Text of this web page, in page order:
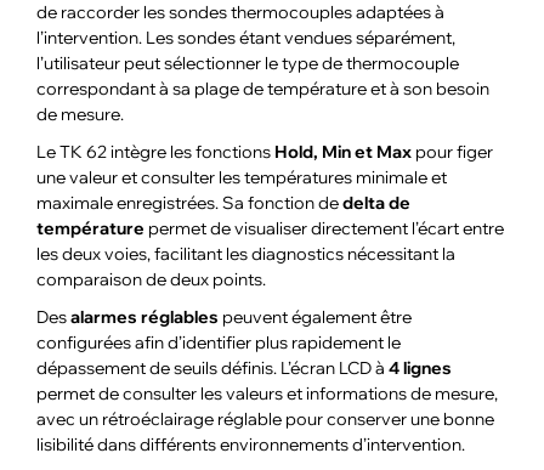
de raccorder les sondes thermocouples adaptées à
l’intervention. Les sondes étant vendues séparément,
l’utilisateur peut sélectionner le type de thermocouple
correspondant à sa plage de température et à son besoin
de mesure.
Le TK 62 intègre les fonctions Hold, Min et Max pour figer
une valeur et consulter les températures minimale et
maximale enregistrées. Sa fonction dedelta de
température permet de visualiser directement l’écart entre
les deux voies, facilitant les diagnostics nécessitant la
comparaison de deux points.
Desalarmes réglables peuvent également être
configurées afin d’identifier plus rapidement le
dépassement de seuils définis. L’écran LCD à 4 lignes
permet de consulter les valeurs et informations de mesure,
avec un rétroéclairage réglable pour conserver une bonne
lisibilité dans différents environnements d’intervention.